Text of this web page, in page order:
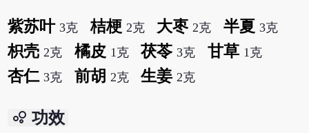
紫苏叶 3克 桔梗 2克 大枣 2克 半夏 3克
枳壳 2克 橘皮 1克 茯苓 3克 甘草 1克
杏仁 3克 前胡 2克 生姜 2克
bubble_chart 功效